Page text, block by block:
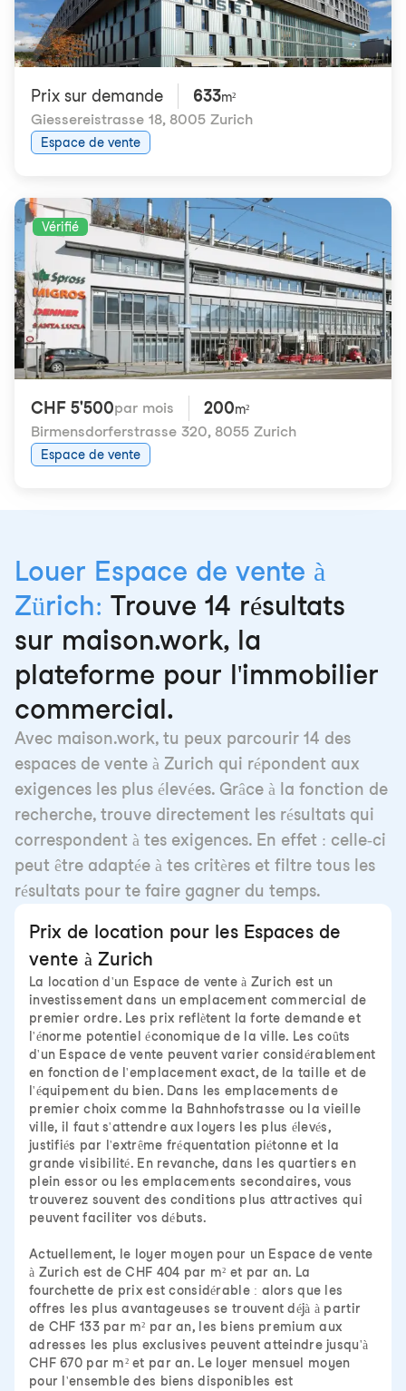
Prix ​​sur demande 633m²
Giessereistrasse 18, 8005 Zurich
Espace de vente
Vérifié
CHF 5'500par mois 200m²
Birmensdorferstrasse 320, 8055 Zurich
Espace de vente
Louer Espace de vente à
Zürich: Trouve 14 résultats
sur maison.work, la
plateforme pour l'immobilier
commercial.
Avec maison.work, tu peux parcourir 14 des
espaces de vente à Zurich qui répondent aux
exigences les plus élevées. Grâce à la fonction de
recherche, trouve directement les résultats qui
correspondent à tes exigences. En effet : celle-ci
peut être adaptée à tes critères et filtre tous les
résultats pour te faire gagner du temps.
Prix de location pour les Espaces de
vente à Zurich
La location d'un Espace de vente à Zurich est un
investissement dans un emplacement commercial de
premier ordre. Les prix reflètent la forte demande et
l'énorme potentiel économique de la ville. Les coûts
d'un Espace de vente peuvent varier considérablement
en fonction de l'emplacement exact, de la taille et de
l'équipement du bien. Dans les emplacements de
premier choix comme la Bahnhofstrasse ou la vieille
ville, il faut s'attendre aux loyers les plus élevés,
justifiés par l'extrême fréquentation piétonne et la
grande visibilité. En revanche, dans les quartiers en
plein essor ou les emplacements secondaires, vous
trouverez souvent des conditions plus attractives qui
peuvent faciliter vos débuts.
Actuellement, le loyer moyen pour un Espace de vente
à Zurich est de CHF 404 par m² et par an. La
fourchette de prix est considérable : alors que les
offres les plus avantageuses se trouvent déjà à partir
de CHF 133 par m² par an, les biens premium aux
adresses les plus exclusives peuvent atteindre jusqu'à
CHF 670 par m² et par an. Le loyer mensuel moyen
pour l'ensemble des biens disponibles est